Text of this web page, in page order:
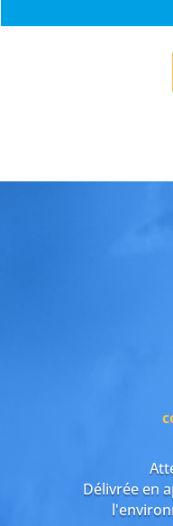
Délivrée en